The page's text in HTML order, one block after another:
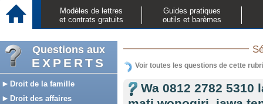
Modèles de lettres
et contrats gratuits
Guides pratiques
outils et barèmes
Questions aux
EXPERTS
Droit de la famille
Droit des affaires
Voir toutes les questions de cette
Wa 0812 2782